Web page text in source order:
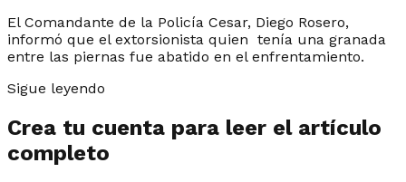
El Comandante de la Policía Cesar, Diego Rosero,
informó que el extorsionista quien tenía una granada
entre las piernas fue abatido en el enfrentamiento.
Sigue leyendo
Crea tu cuenta para leer el artículo
completo